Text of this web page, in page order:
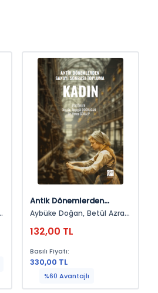
Antik Dönemlerden
Sanayi Sonrası Topluma
Aybüke Doğan, Betül Azra
Emrullah Zorlu, Ezgi Hazal
Aytaç, İrem Tarğıt, Kevser
Çelik, Müge Tokgöz, Özlem
Topcan, Selda Yeşilyurt,
132,00 TL
Basılı Fiyatı:
330,00 TL
%60 Avantajlı